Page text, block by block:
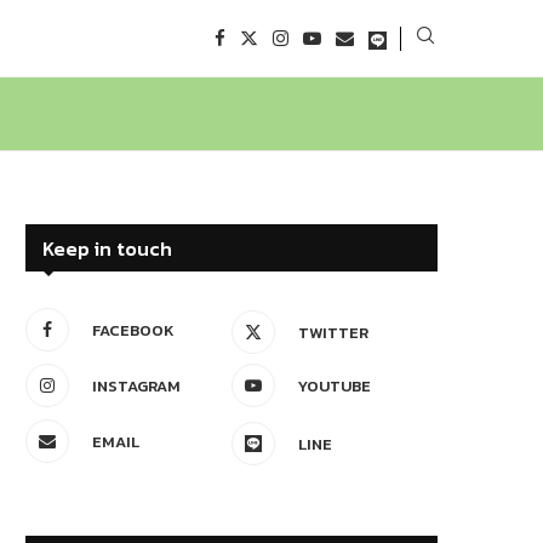
Keep in touch
FACEBOOK TWITTER
INSTAGRAM YOUTUBE
EMAIL LINE